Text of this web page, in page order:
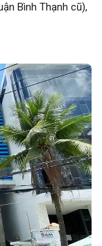
Bình Thạnh cũ),